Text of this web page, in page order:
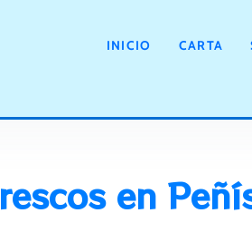
INICIO CARTA
en